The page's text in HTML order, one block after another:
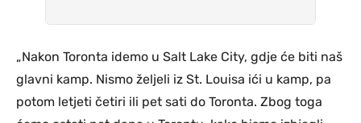
„Nakon Toronta idemo u Salt Lake City, gdje će biti naš
glavni kamp. Nismo željeli iz St. Louisa ići u kamp, pa
potom letjeti četiri ili pet sati do Toronta. Zbog toga